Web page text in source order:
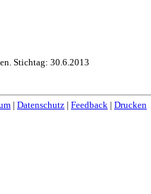
Stichtag: 30.6.2013
Datenschutz Feedback Drucken